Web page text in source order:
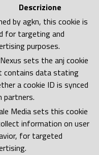
Descrizione
by agkn, this cookie is
for targeting and
purposes.
sets the anj cookie
contains data stating
a cookie ID is synced
partners.
Media sets this cookie
information on user
for targeted